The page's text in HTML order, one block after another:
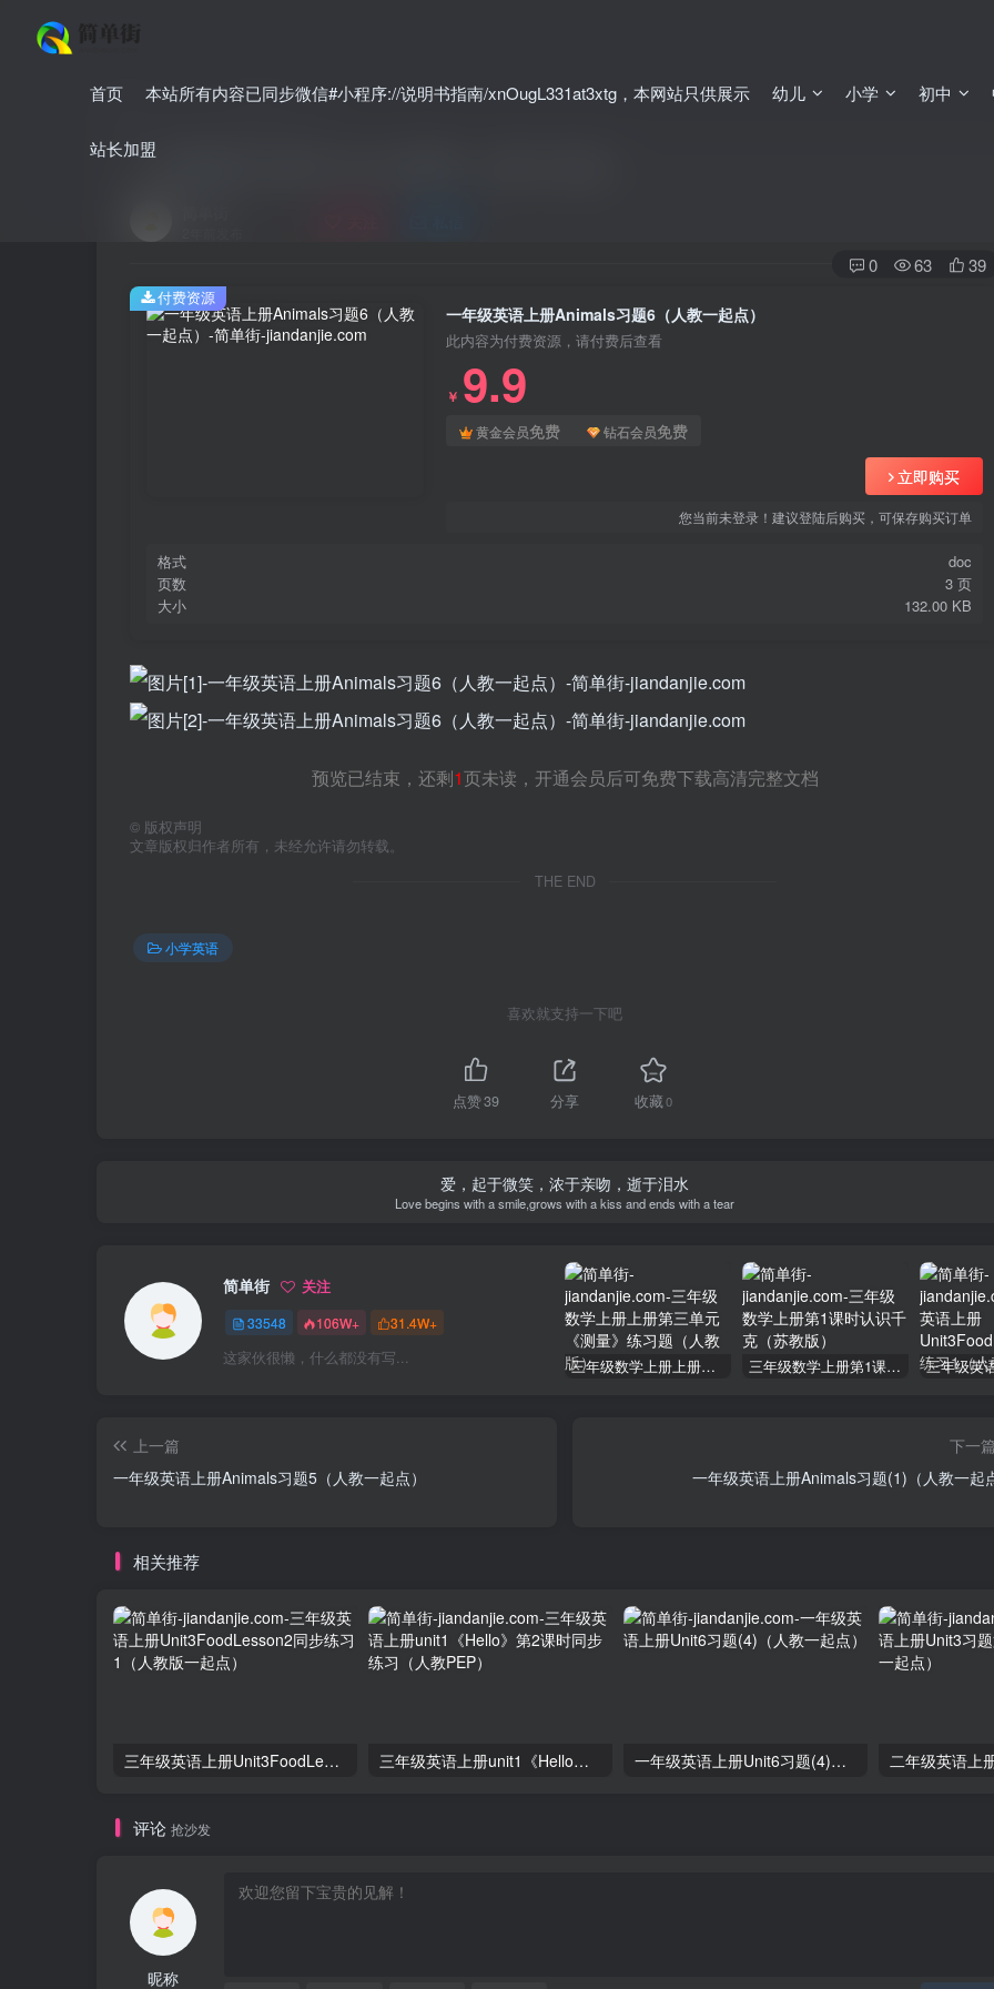
首页 本站所有内容已同步微信#小程序://说明书指南/xnOugL331at3xtg，本网站只供展示 幼儿 小学 初中
站长加盟
首页 小学 小学英语 正文
一年级英语上册Animals习题6（人教一起点）
0 63 39
一年级英语上册Animals习题6（人教一起点）
此内容为付费资源，请付费后查看
￥ 9.9
黄金会员免费 钻石会员免费
立即购买
您当前未登录！建议登陆后购买，可保存购买订单
格式
doc
页数
3 页
大小
132.00 KB
付费资源
预览已结束，还剩1页未读，开通会员后可免费下载高清完整文档
© 版权声明
文章版权归作者所有，未经允许请勿转载。
THE END
小学英语
喜欢就支持一下吧
点赞39 分享 收藏0
爱，起于微笑，浓于亲吻，逝于泪水
Love begins with a smile,grows with a kiss and ends with a tear
简单街 关注
33548 106W+ 31.4W+
这家伙很懒，什么都没有写... 三年级数学上册上册第三单元《测量》练习题（人教版） 三年级数学上册第1课时认识千克（苏教版）
上一篇
一年级英语上册Animals习题5（人教一起点）
下一篇
一年级英语上册Animals习题(1)（人教一起
相关推荐
三年级英语上册Unit3FoodLesson2同步练习1（人教版一起点） 三年级英语上册unit1《Hello》第2课时同步练习（人教PEP） 一年级英语上册Unit6习题(4)（人教一起点）
评论 抢沙发
昵称